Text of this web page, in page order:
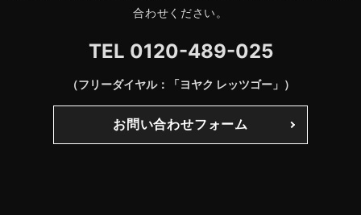
合わせください。
TEL 0120-489-025
（フリーダイヤル：「ヨヤク レッツゴー」）
お問い合わせフォーム